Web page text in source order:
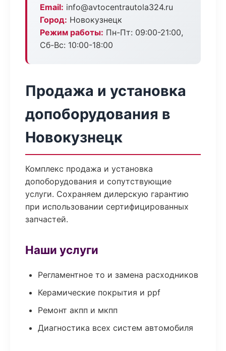
Email: info@avtocentrautola324.ru
Город: Новокузнецк
Режим работы: Пн-Пт: 09:00-21:00,
Сб-Вс: 10:00-18:00
Продажа и установка
допоборудования в
Новокузнецк
Комплекс продажа и установка
допоборудования и сопутствующие
услуги. Сохраняем дилерскую гарантию
при использовании сертифицированных
запчастей.
Наши услуги
Регламентное то и замена расходников
Керамические покрытия и ppf
Ремонт акпп и мкпп
Диагностика всех систем автомобиля